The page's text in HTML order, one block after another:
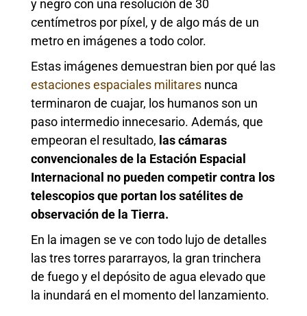
y negro con una resolución de 30
centímetros por píxel, y de algo más de un
metro en imágenes a todo color.
Estas imágenes demuestran bien por qué las
estaciones espaciales militares nunca
terminaron de cuajar, los humanos son un
paso intermedio innecesario. Además, que
empeoran el resultado, las cámaras
convencionales de la Estación Espacial
Internacional no pueden competir contra los
telescopios que portan los satélites de
observación de la Tierra.
En la imagen se ve con todo lujo de detalles
las tres torres pararrayos, la gran trinchera
de fuego y el depósito de agua elevado que
la inundará en el momento del lanzamiento.